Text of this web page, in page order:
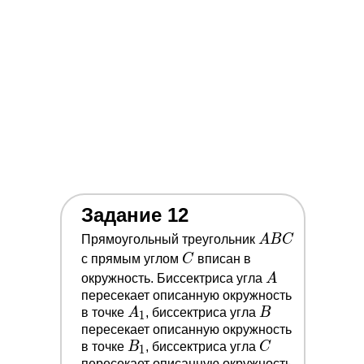
Получить скидку
Задание 12
Прямоугольный треугольник A
C
ABC
с прямым углом C
C вписан в
окружность. Биссектриса угла A
A
пересекает описанную окружность
в точке A_1
A1, биссектриса угла B
B
пересекает описанную окружность
в точке B_1
B1, биссектриса угла C
C
Образовательная лицензия
No Л035-01298-77/05715043